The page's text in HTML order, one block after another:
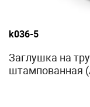
k036-5
Заглушка на
штампованная